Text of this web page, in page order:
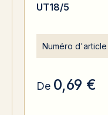
UT18/5
Numéro d'article
De 0,69 €